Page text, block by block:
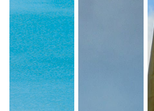
Samedi
24
Dimanche
25